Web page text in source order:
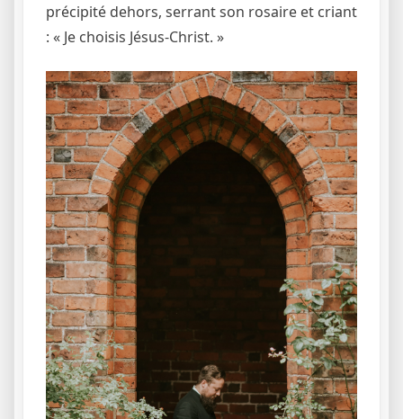
précipité dehors, serrant son rosaire et criant
: « Je choisis Jésus-Christ. »